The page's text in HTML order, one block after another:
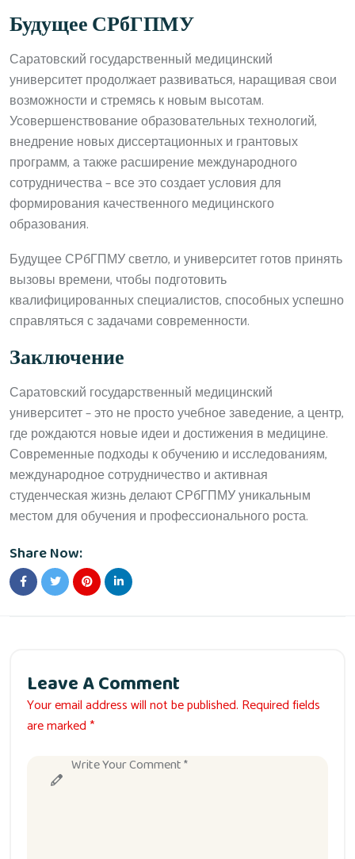
Будущее СРбГПМУ
Саратовский государственный медицинский
университет продолжает развиваться, наращивая свои
возможности и стремясь к новым высотам.
Усовершенствование образовательных технологий,
внедрение новых диссертационных и грантовых
программ, а также расширение международного
сотрудничества – все это создает условия для
формирования качественного медицинского
образования.
Будущее СРбГПМУ светло, и университет готов принять
вызовы времени, чтобы подготовить
квалифицированных специалистов, способных успешно
справляться с задачами современности.
Заключение
Саратовский государственный медицинский
университет – это не просто учебное заведение, а центр,
где рождаются новые идеи и достижения в медицине.
Современные подходы к обучению и исследованиям,
международное сотрудничество и активная
студенческая жизнь делают СРбГПМУ уникальным
местом для обучения и профессионального роста.
Share Now:
Leave A Comment
Your email address will not be published. Required fields
are marked *